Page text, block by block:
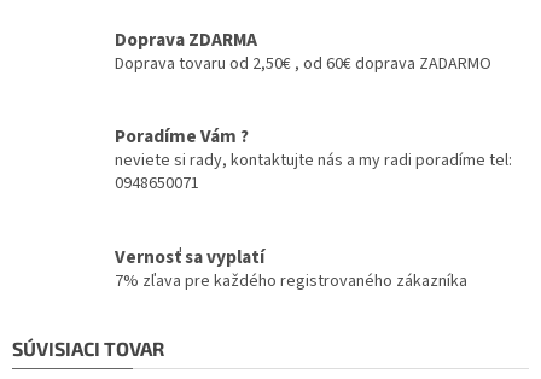
Doprava ZDARMA
Doprava tovaru od 2,50€ , od 60€ doprava ZADARMO
Poradíme Vám ?
neviete si rady, kontaktujte nás a my radi poradíme tel:
0948650071
Vernosť sa vyplatí
7% zľava pre každého registrovaného zákazníka
SÚVISIACI TOVAR